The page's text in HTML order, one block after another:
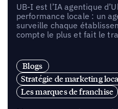
UB-I est l’IA agentique
performance locale : un
surveille chaque
compte le plus et fait le
Blogs
Stratégie de marketing
Les marques de franchise